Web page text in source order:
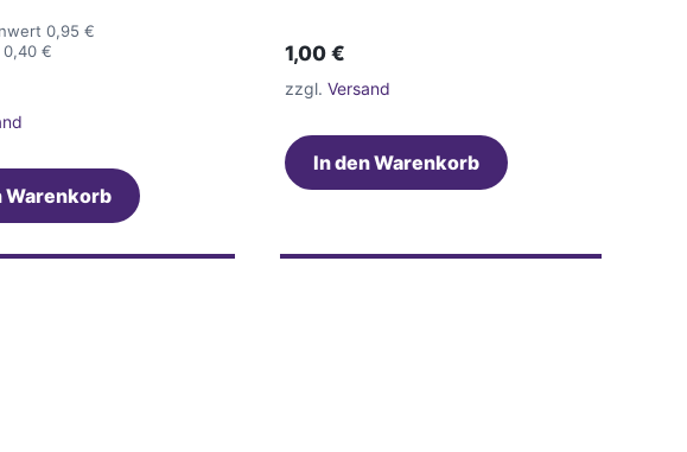
0,95 €
0,40 €
Warenkorb
1,00 €
zzgl. Versand
In den Warenkorb